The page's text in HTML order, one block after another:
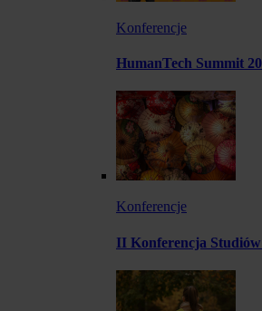
Konferencje
HumanTech Summit
Konferencje
II Konferencja